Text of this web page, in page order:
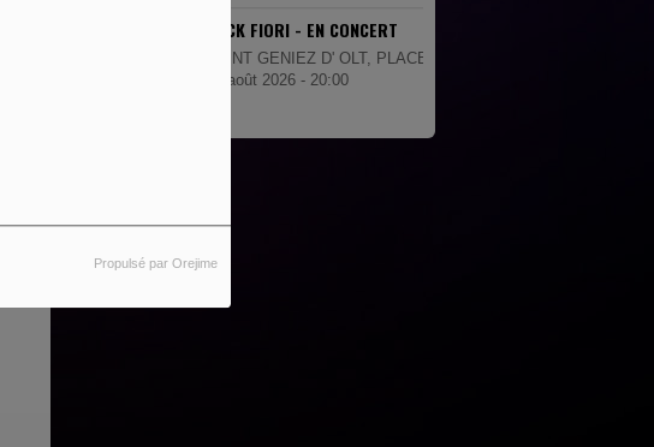
Propulsé par Orejime
PATRICK FIORI - EN CONCERT
SAINT GENIEZ D' OLT, PLACE DE LA MAIRIE
08 août 2026 - 20:00